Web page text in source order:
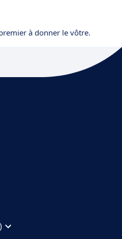
à donner le vôtre.